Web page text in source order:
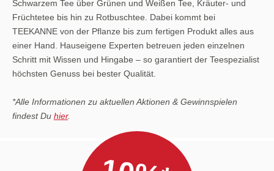
Schwarzem Tee über Grünen und Weißen Tee, Kräuter- und
Früchtetee bis hin zu Rotbuschtee. Dabei kommt bei
TEEKANNE von der Pflanze bis zum fertigen Produkt alles aus
einer Hand. Hauseigene Experten betreuen jeden einzelnen
Schritt mit Wissen und Hingabe – so garantiert der Teespezialist
höchsten Genuss bei bester Qualität.
*Alle Informationen zu aktuellen Aktionen & Gewinnspielen
findest Du hier.